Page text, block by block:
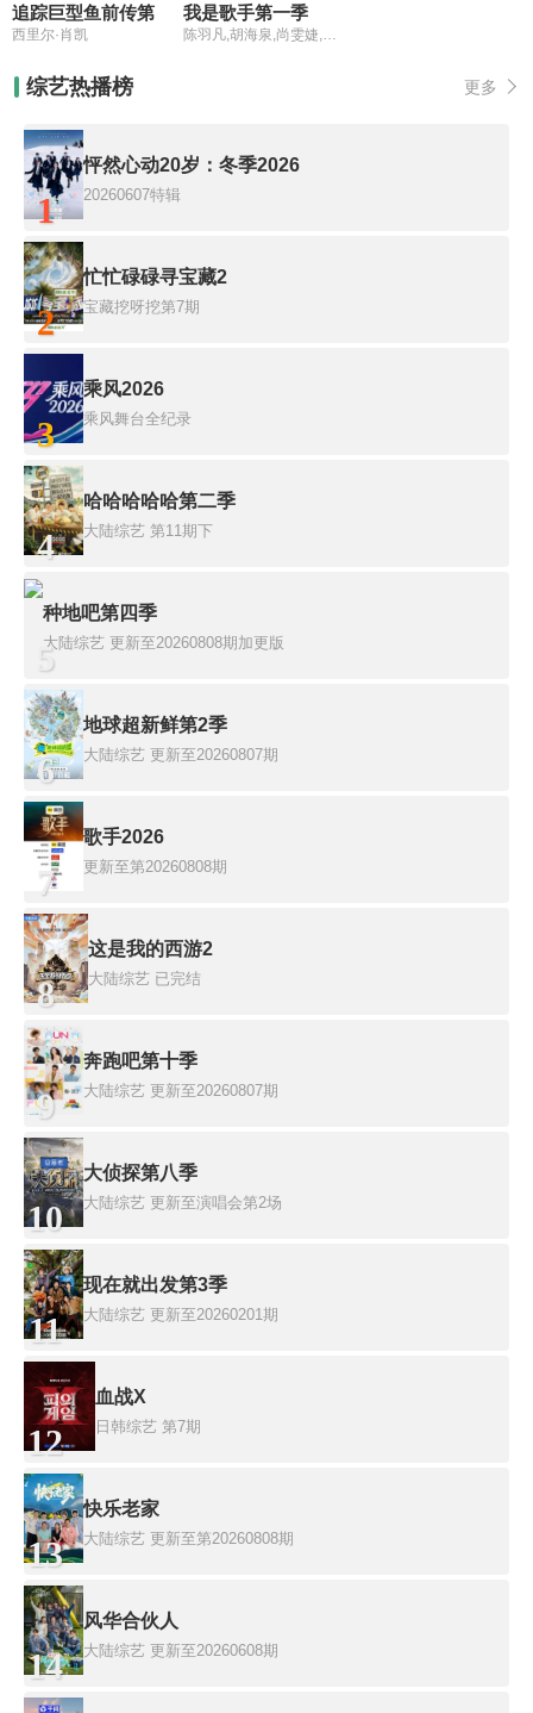
西里尔·肖凯
我是歌手第一季
陈羽凡,胡海泉,尚雯婕,黄贯中,沙宝亮,齐秦,辛晓琪,彭佳慧,杨宗纬,黄绮珊,林志炫,周晓鸥,陈明
综艺热播榜 更多
1
怦然心动20岁：冬季2026
20260607特辑
2
忙忙碌碌寻宝藏2
宝藏挖呀挖第7期
3
乘风2026
乘风舞台全纪录
4
哈哈哈哈哈第二季
大陆综艺 第11期下
5
种地吧第四季
大陆综艺 更新至20260808期加更版
6
地球超新鲜第2季
大陆综艺 更新至20260807期
7
歌手2026
更新至第20260808期
8
这是我的西游2
大陆综艺 已完结
9
奔跑吧第十季
大陆综艺 更新至20260807期
10
大侦探第八季
大陆综艺 更新至演唱会第2场
11
现在就出发第3季
大陆综艺 更新至20260201期
12
血战X
日韩综艺 第7期
13
快乐老家
大陆综艺 更新至第20260808期
14
风华合伙人
大陆综艺 更新至20260608期